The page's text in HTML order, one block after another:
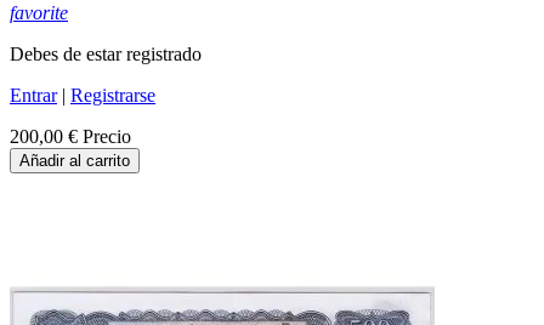
favorite
Debes de estar registrado
Entrar| Registrarse
200,00 € Precio
Añadir al carrito